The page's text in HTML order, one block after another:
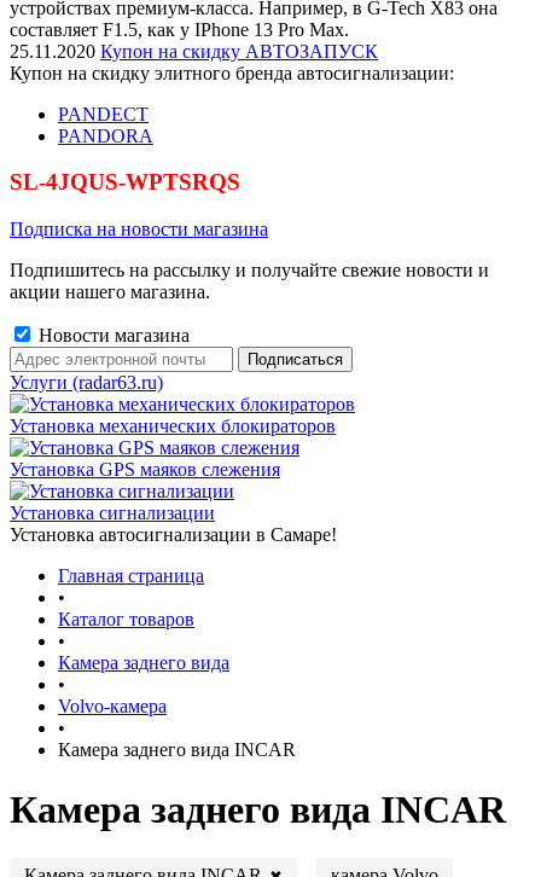
устройствах премиум-класса. Например, в G-Tech X83 она
составляет F1.5, как у IPhone 13 Pro Max.
25.11.2020 Купон на скидку АВТОЗАПУСК
Купон на скидку элитного бренда автосигнализации:
PANDECT
PANDORA
SL-4JQUS-WPTSRQS
Подписка на новости магазина
Подпишитесь на рассылку и получайте свежие новости и
акции нашего магазина.
Новости магазина
Услуги (radar63.ru)
Установка механических блокираторов
Установка GPS маяков слежения
Установка сигнализации
Установка автосигнализации в Самаре!
Главная страница
•
Каталог товаров
•
Камера заднего вида
•
Volvo-камера
•
Камера заднего вида INCAR
Камера заднего вида INCAR